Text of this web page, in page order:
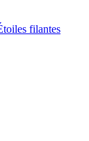
filantes